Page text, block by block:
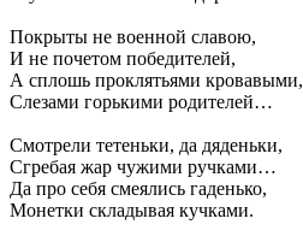
Покрыты не военной славою,
И не почетом победителей,
А сплошь проклятьями кровавыми,
Слезами горькими родителей…
Смотрели тетеньки, да дяденьки,
Сгребая жар чужими ручками…
Да про себя смеялись гаденько,
Монетки складывая кучками.